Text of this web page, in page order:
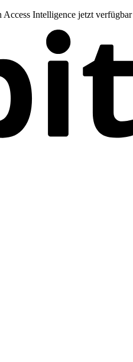
Intelligence jetzt verfügbar